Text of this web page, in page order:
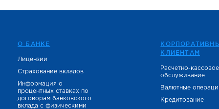
О БАНКЕ
Лицензии
Страхование вкладов
Информация о
процентных ставках по
договорам банковского
вклада с физическими
КЛИЕНТАМ
Расчетно-кассовое
обслуживание
Валютные
Кредитование